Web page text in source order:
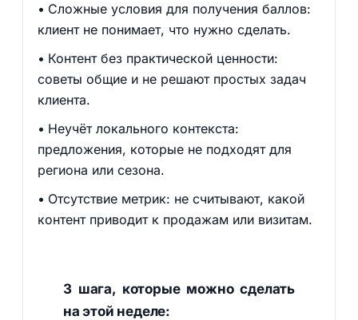
Сложные условия для получения баллов:
клиент не понимает, что нужно сделать.
Контент без практической ценности:
советы общие и не решают простых задач
клиента.
Неучёт локального контекста:
предложения, которые не подходят для
региона или сезона.
Отсутствие метрик: не считывают, какой
контент приводит к продажам или визитам.
3 шага, которые можно сделать
на этой неделе: